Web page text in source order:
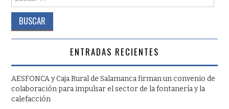
ENTRADAS RECIENTES
AESFONCA y Caja Rural de Salamanca firman un convenio de
colaboración para impulsar el sector de la fontanería y la
calefacción